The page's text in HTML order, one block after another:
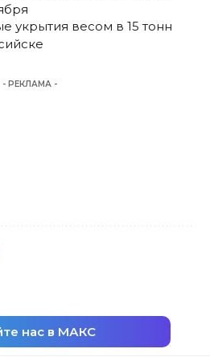
укрытия весом в 15 тонн
- РЕКЛАМА -
нас в МАКС